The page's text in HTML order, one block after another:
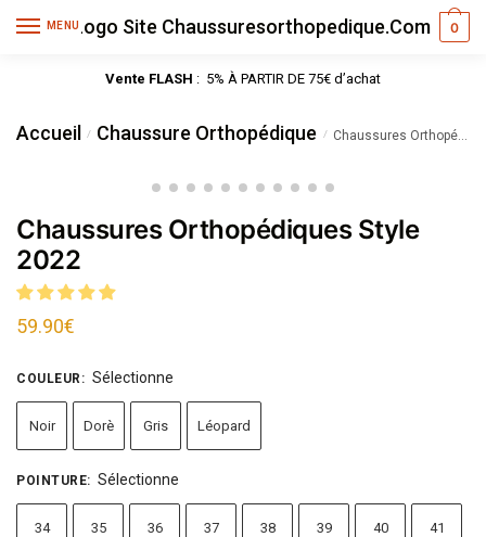
MENU 0
Vente FLASH : 5% À PARTIR DE 75€ d’achat
Accueil / Chaussure Orthopédique / Chaussures Orthopédiques Style 2022
Chaussures Orthopédiques Style
2022
59.90€
COULEUR : Sélectionne
Noir Dorè Gris Léopard
POINTURE: Sélectionne
34 35 36 37 38 39 40 41